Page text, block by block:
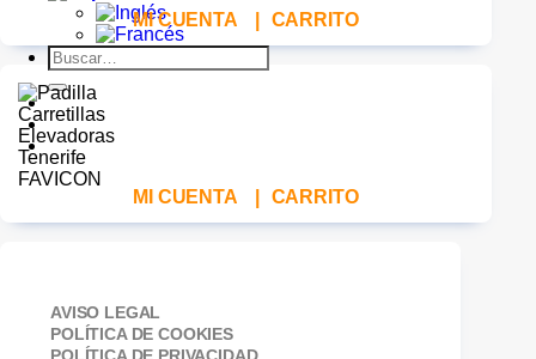
Buscar
por:
MI CUENTA
CARRITO
MI CUENTA CARRITO
AVISO LEGAL
POLÍTICA DE COOKIES